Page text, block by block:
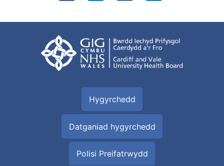
Hygyrchedd
Datganiad hygyrchedd
Polisi Preifatrwydd